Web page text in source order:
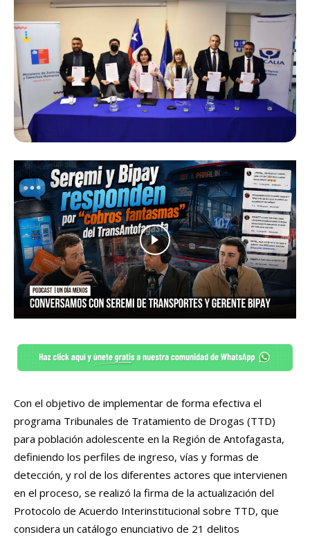
Con el objetivo de implementar de forma efectiva el
programa Tribunales de Tratamiento de Drogas (TTD)
para población adolescente en la Región de Antofagasta,
definiendo los perfiles de ingreso, vías y formas de
detección, y rol de los diferentes actores que intervienen
en el proceso, se realizó la firma de la actualización del
Protocolo de Acuerdo Interinstitucional sobre TTD, que
considera un catálogo enunciativo de 21 delitos